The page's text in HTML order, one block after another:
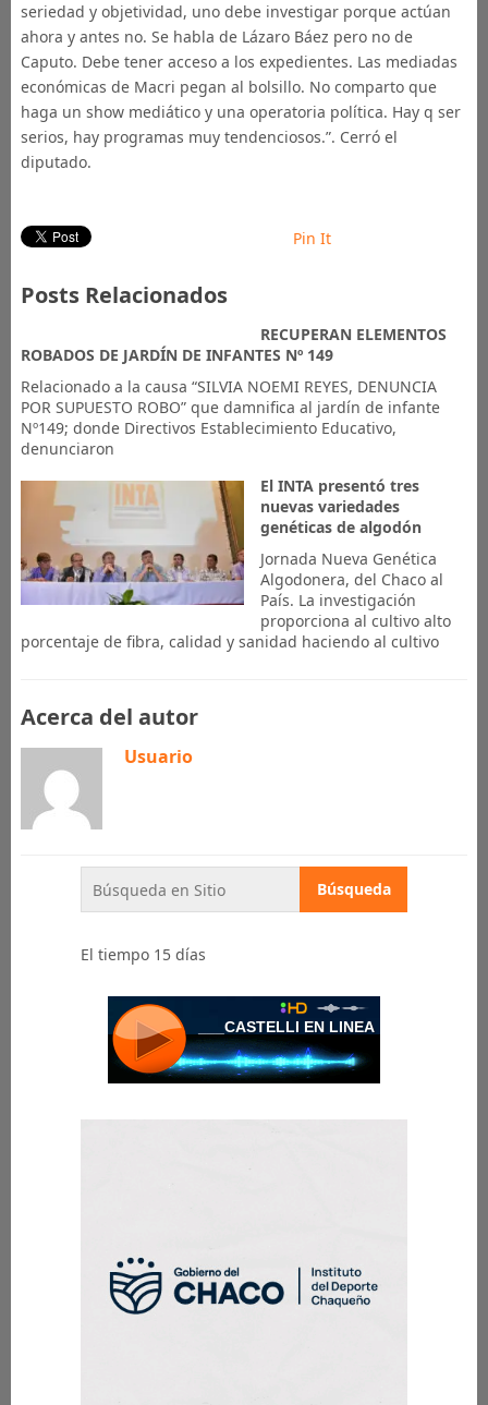
seriedad y objetividad, uno debe investigar porque actúan
ahora y antes no. Se habla de Lázaro Báez pero no de
Caputo. Debe tener acceso a los expedientes. Las mediadas
económicas de Macri pegan al bolsillo. No comparto que
haga un show mediático y una operatoria política. Hay q ser
serios, hay programas muy tendenciosos.”. Cerró el
diputado.
Pin It
Posts Relacionados
RECUPERAN ELEMENTOS
ROBADOS DE JARDÍN DE INFANTES Nº 149
Relacionado a la causa “SILVIA NOEMI REYES, DENUNCIA
POR SUPUESTO ROBO” que damnifica al jardín de infante
Nº149; donde Directivos Establecimiento Educativo,
denunciaron
El INTA presentó tres
nuevas variedades
genéticas de algodón
Jornada Nueva Genética
Algodonera, del Chaco al
País. La investigación
proporciona al cultivo alto
porcentaje de fibra, calidad y sanidad haciendo al cultivo
Acerca del autor
Usuario
El tiempo 15 días